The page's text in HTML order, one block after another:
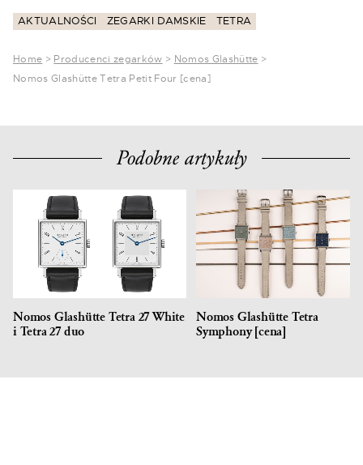
AKTUALNOŚCI ZEGARKI DAMSKIE TETRA
Home > Producenci zegarków > Nomos Glashütte >
Nomos Glashütte Tetra Petit Four [cena]
Podobne artykuły
Nomos Glashütte Tetra 27 White
i Tetra 27 duo
Nomos Glashütte Tetra
Symphony [cena]